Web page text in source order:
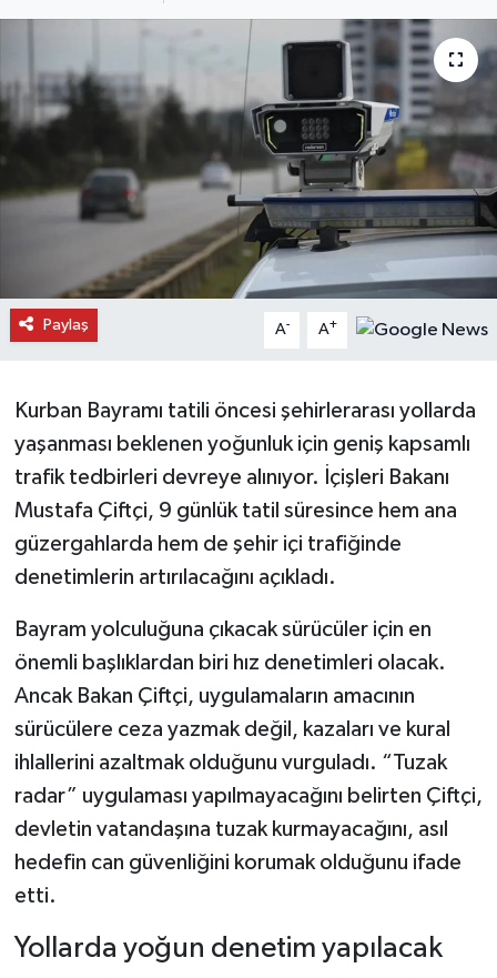
Paylaş A- A+
Kurban Bayramı tatili öncesi şehirlerarası yollarda
yaşanması beklenen yoğunluk için geniş kapsamlı
trafik tedbirleri devreye alınıyor. İçişleri Bakanı
Mustafa Çiftçi, 9 günlük tatil süresince hem ana
güzergahlarda hem de şehir içi trafiğinde
denetimlerin artırılacağını açıkladı.
Bayram yolculuğuna çıkacak sürücüler için en
önemli başlıklardan biri hız denetimleri olacak.
Ancak Bakan Çiftçi, uygulamaların amacının
sürücülere ceza yazmak değil, kazaları ve kural
ihlallerini azaltmak olduğunu vurguladı. “Tuzak
radar” uygulaması yapılmayacağını belirten Çiftçi,
devletin vatandaşına tuzak kurmayacağını, asıl
hedefin can güvenliğini korumak olduğunu ifade
etti.
Yollarda yoğun denetim yapılacak
Devrekani Haberleri
Doğanyurt Haberleri
Hanönü Haberleri
İhsangazi Haberleri
İnebolu Haberleri
Merkez Haberleri
Pınarbaşı Haberleri
Şenpazar Haberleri
Taşköprü Haberleri
Tosya Haberleri
Karadeniz Haberleri
Ulusal Haberler
Siyaset Haberleri